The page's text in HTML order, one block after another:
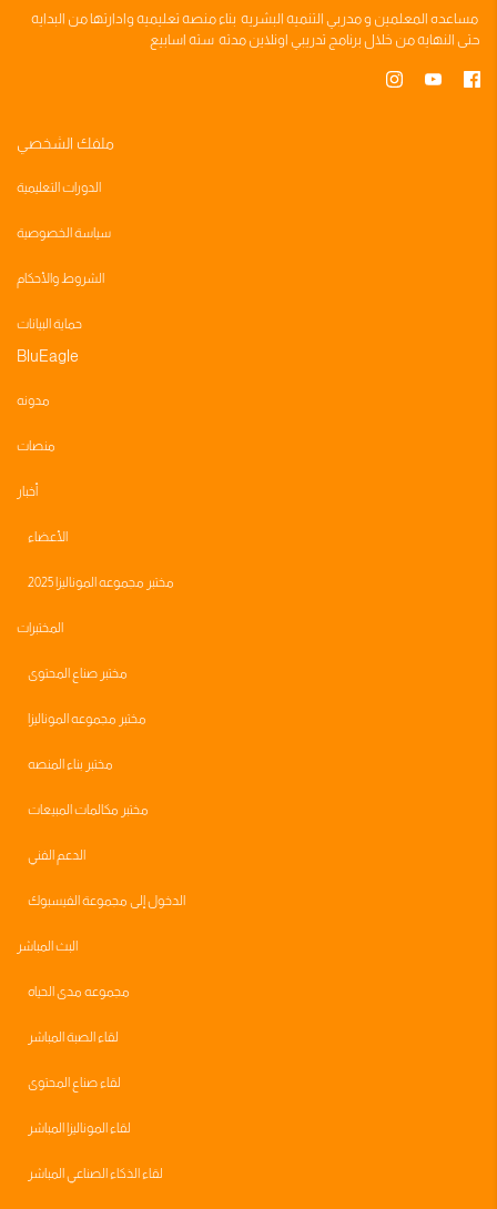
مساعده المعلمين ومدربي التنميه البشريه بناءمنصه تعليميه وادارتها من البدايه
حتى النهايه من خلال برنامج تدريبي اونلاين مدته سته اسابيع
ملفك الشخصي
الدورات التعليمية
سياسة الخصوصية
الشروط والأحكام
حماية البيانات
BluEagle
مدونه
منصات
أخبار
الأعضاء
مختبر مجموعه الموناليزا 2025
المختبرات
مختبر صناع المحتوى
مختبر مجموعه الموناليزا
مختبر بناء المنصه
مختبر مكالمات المبيعات
الدعم الفني
الدخول إلى مجموعة الفيسبوك
البث المباشر
مجموعه مدى الحياه
لقاء الصبة المباشر
لقاء صناع المحتوى
لقاء الموناليزا المباشر
لقاء الذكاء الصناعي المباشر